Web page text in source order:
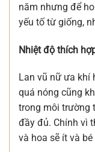
năm nhưng để
yếu tố từ giống,
Nhiệt độ thích
Lan vũ nữ ưa khí
quá nóng cũng
trong môi trường
đầy đủ. Chính vì
và hoa sẽ ít và bé